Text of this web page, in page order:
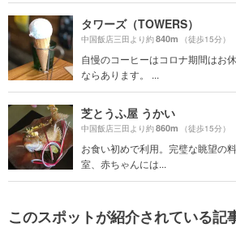
タワーズ（TOWERS）
中国飯店三田より約840m （徒歩15分）
自慢のコーヒーはコロナ期間はお
ならあります。 ...
芝とうふ屋 うかい
中国飯店三田より約860m （徒歩15分）
お食い初めで利用。完璧な眺望の
室、赤ちゃんには...
このスポットが紹介されている記